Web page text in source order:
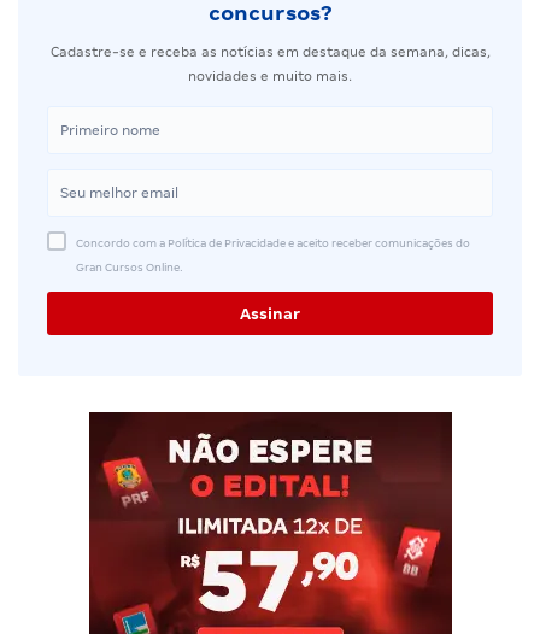
concursos?
Cadastre-se e receba as notícias em destaque da semana, dicas,
novidades e muito mais.
Concordo com a Política de Privacidade e aceito receber comunicações do
Gran Cursos Online.